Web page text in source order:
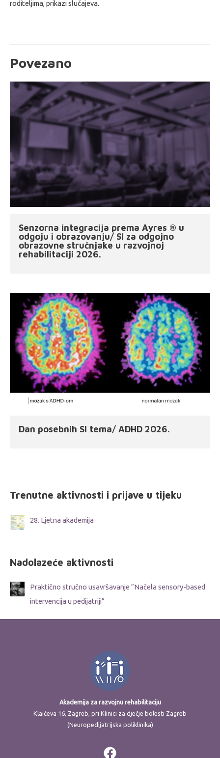
roditeljima, prikazi slučajeva.
Povezano
Senzorna integracija prema Ayres ® u
odgoju i obrazovanju/ SI za odgojno
obrazovne stručnjake u razvojnoj
rehabilitaciji 2026.
Dan posebnih SI tema/ ADHD 2026.
Trenutne aktivnosti i prijave u tijeku
28. Ljetna akademija
Nadolazeće aktivnosti
Praktično stručno usavršavanje “Načela sensory-based
intervencija u pedijatriji”
Akademija za razvojnu rehabilitaciju
Klaićeva 16, Zagreb, pri Klinici za dječje bolesti Zagreb
(Neuropedijatrijska poliklinika)